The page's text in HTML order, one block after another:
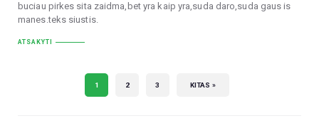
buciau pirkes sita zaidma,bet yra kaip yra,suda daro,suda gaus is
manes.teks siustis.
ATSAKYTI
1 2 3 KITAS »